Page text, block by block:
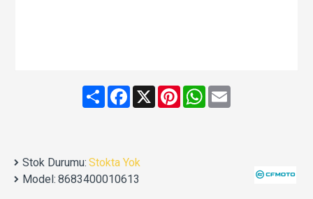
ShareFacebook
X PinterestWhatsApp
Email
Stok Durumu: Stokta Yok
Model: 8683400010613